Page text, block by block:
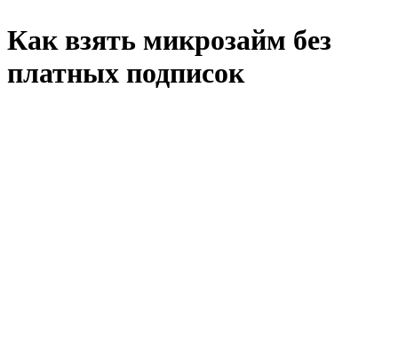
Как взять микрозайм без
платных подписок